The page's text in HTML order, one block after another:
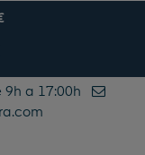
9h a 17:00h